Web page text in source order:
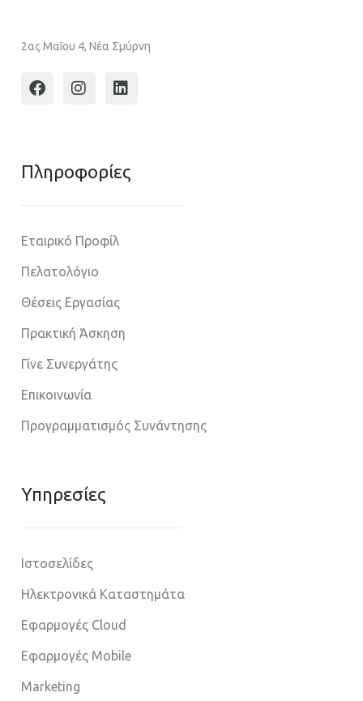
2ας Μαΐου 4, Νέα Σμύρνη
Πληροφoρίες
Εταιρικό Προφίλ
Πελατολόγιο
Θέσεις Εργασίας
Πρακτική Άσκηση
Γίνε Συνεργάτης
Επικοινωνία
Προγραμματισμός Συνάντησης
Υπηρεσίες
Ιστοσελίδες
Ηλεκτρονικά Καταστημάτα
Εφαρμογές Cloud
Εφαρμογές Mobile
Marketing